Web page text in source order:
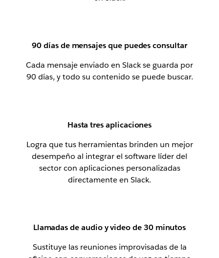
90 días de mensajes que puedes consultar
Cada mensaje enviado en Slack se guarda por
90 días, y todo su contenido se puede buscar.
Hasta tres aplicaciones
Logra que tus herramientas brinden un mejor
desempeño al integrar el software líder del
sector con aplicaciones personalizadas
directamente en Slack.
Llamadas de audio y video de 30 minutos
Sustituye las reuniones improvisadas de la